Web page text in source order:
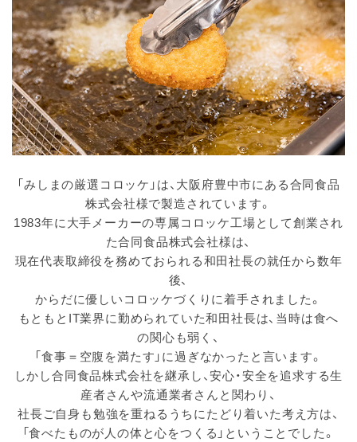
「みしまの厳選コロッケ」は、大阪府豊中市にある合同食品
株式会社様で製造されています。
1983年に大手メーカーの専属コロッケ工場として創業され
た合同食品株式会社様は、
現在代表取締役を務めておられる和田社長の就任から数年
後、
からだに優しいコロッケづくりに着手されました。
もともとIT業界に勤められていた和田社長は、当時は食へ
の関心も弱く、
「食事＝空腹を満たす」に過ぎなかったと言います。
しかし合同食品株式会社を継承し、安心・安全を追求する生
産者さんや流通業者さんと関わり、
社長ご自身も勉強を重ねるうちにたどり着いた考え方は、
「食べたものが人の体と心をつくる」ということでした。